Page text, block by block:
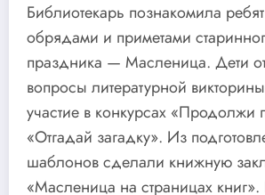
Библиотекарь познакомила
обрядами и приметами
праздника — Масленица. Дети
вопросы литературной
участие в конкурсах «Продолжи
«Отгадай загадку». Из
шаблонов сделали книжную
«Масленица на страницах книг».